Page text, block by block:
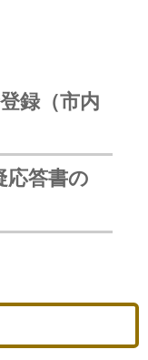
録（市内
応答書の